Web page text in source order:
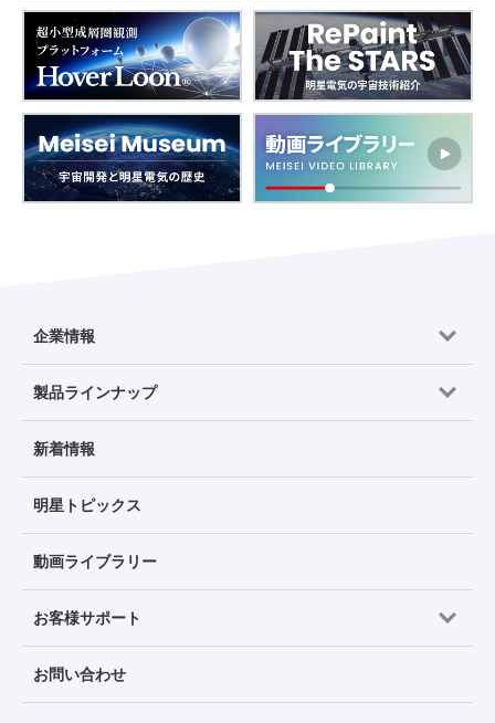
企業情報
製品ラインナップ
新着情報
明星トピックス
動画ライブラリー
お客様サポート
お問い合わせ